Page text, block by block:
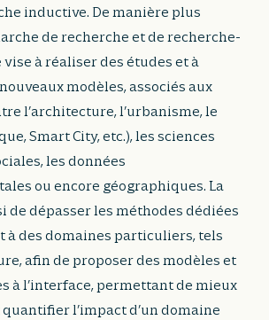
inductive. De manière plus
de recherche et de recherche-
à réaliser des études et à
modèles, associés aux
l’architecture, l’urbanisme, le
Smart City, etc.), les sciences
les données
ou encore géographiques. La
de dépasser les méthodes dédiées
des domaines particuliers, tels
afin de proposer des modèles et
à l’interface, permettant de mieux
l’impact d’un domaine